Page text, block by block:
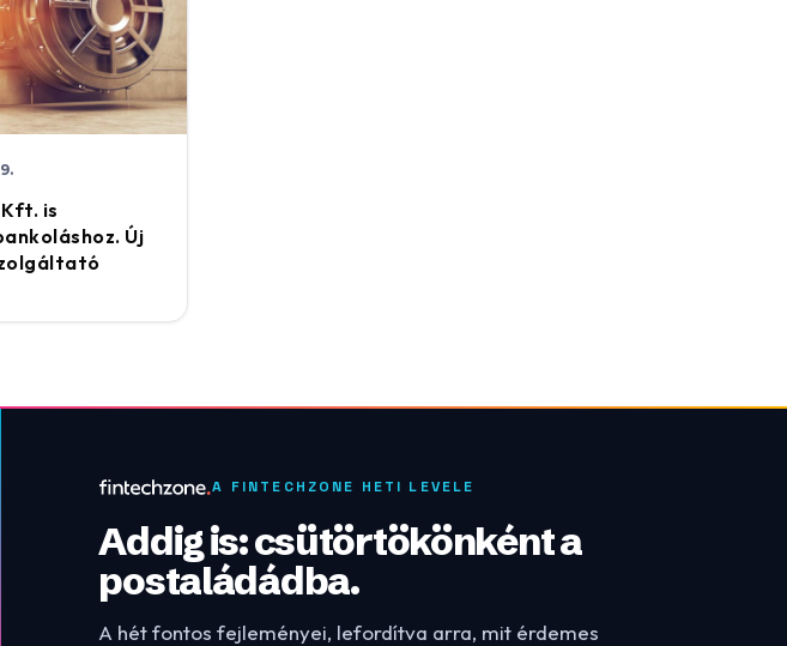
is
Új
A FINTECHZONE HETI LEVELE
Addig is: csütörtökönként a
postaládádba.
A hét fontos fejleményei, lefordítva arra, mit érdemes